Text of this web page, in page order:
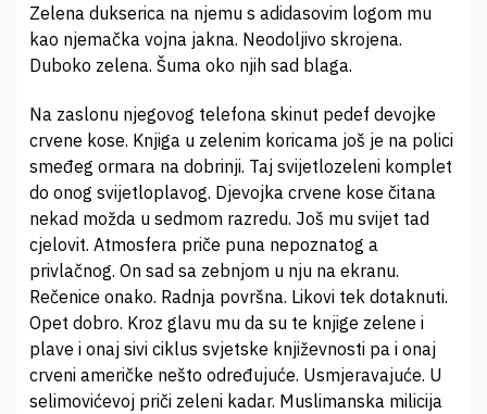
Zelena dukserica na njemu s adidasovim logom mu
kao njemačka vojna jakna. Neodoljivo skrojena.
Duboko zelena. Šuma oko njih sad blaga.
Na zaslonu njegovog telefona skinut pedef devojke
crvene kose. Knjiga u zelenim koricama još je na polici
smeđeg ormara na dobrinji. Taj svijetlozeleni komplet
do onog svijetloplavog. Djevojka crvene kose čitana
nekad možda u sedmom razredu. Još mu svijet tad
cjelovit. Atmosfera priče puna nepoznatog a
privlačnog. On sad sa zebnjom u nju na ekranu.
Rečenice onako. Radnja površna. Likovi tek dotaknuti.
Opet dobro. Kroz glavu mu da su te knjige zelene i
plave i onaj sivi ciklus svjetske književnosti pa i onaj
crveni američke nešto određujuće. Usmjeravajuće. U
selimovićevoj priči zeleni kadar. Muslimanska milicija